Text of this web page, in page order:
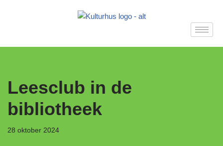
Leesclub in de
bibliotheek
28 oktober 2024